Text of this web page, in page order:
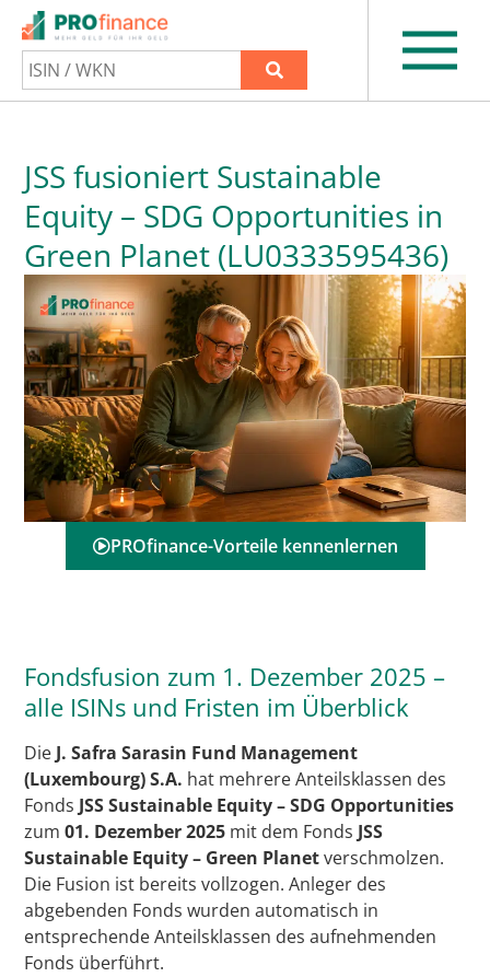
JSS fusioniert Sustainable
Equity – SDG Opportunities in
Green Planet (LU0333595436)
PROfinance-Vorteile kennenlernen
Fondsfusion zum 1. Dezember 2025 –
alle ISINs und Fristen im Überblick
DieJ. Safra Sarasin Fund Management
(Luxembourg) S.A. hat mehrere Anteilsklassen des
FondsJSS Sustainable Equity – SDG Opportunities
zum01. Dezember 2025 mit dem FondsJSS
Sustainable Equity – Green Planetverschmolzen.
Die Fusion ist bereits vollzogen. Anleger des
abgebenden Fonds wurden automatisch in
entsprechende Anteilsklassen des aufnehmenden
Fonds überführt.